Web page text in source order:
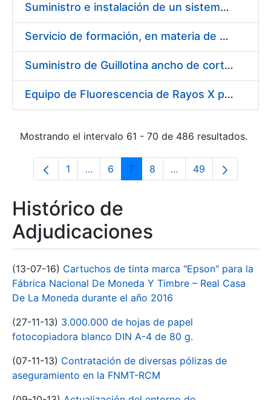
Suministro e instalación de un sistema continuo de monitorización de las emisiones de la caldera en la fábrica de papel Burgos, FNMT-RCM
Servicio de formación, en materia de prevención de riesgos laborales, de cursos de operador de carretillas de manutención, puente grúa, polipastos y plataformas móviles de personal (pemp), en sus sedes de Madrid y Burgos.
Suministro de Guillotina ancho de corte 92 cm
Equipo de Fluorescencia de Rayos X por Dispersión de Energías (EDXRF)
Mostrando el intervalo 61 - 70 de 486 resultados.
Página
1 ...Páginas intermedias Use TAB para
Página
6 Página
7 Página
8 ...Páginas intermedias
Página
49
Histórico de
Adjudicaciones
(13-07-16) Cartuchos de tinta marca "Epson" para la
Fábrica Nacional De Moneda Y Timbre – Real Casa
De La Moneda durante el año 2016
(27-11-13) 3.000.000 de hojas de papel
fotocopiadora blanco DIN A-4 de 80 g.
(07-11-13) Contratación de diversas pólizas de
aseguramiento en la FNMT-RCM